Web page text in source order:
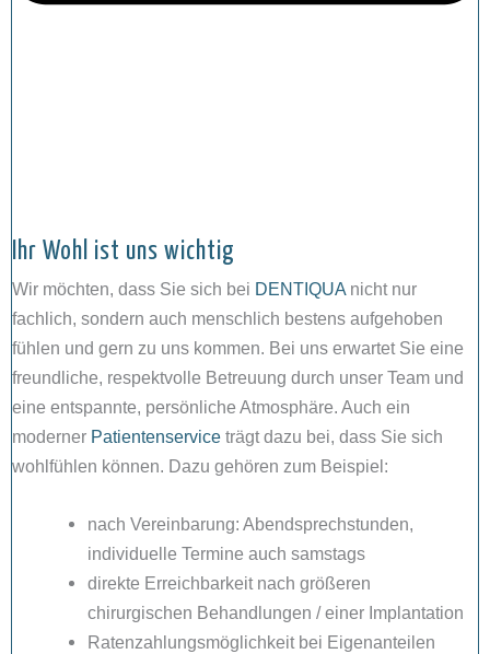
Ihr Wohl ist uns wichtig
Wir möchten, dass Sie sich bei DENTIQUA nicht nur
fachlich, sondern auch menschlich bestens aufgehoben
fühlen und gern zu uns kommen. Bei uns erwartet Sie eine
freundliche, respektvolle Betreuung durch unser Team und
eine entspannte, persönliche Atmosphäre. Auch ein
moderner Patientenservice trägt dazu bei, dass Sie sich
wohlfühlen können. Dazu gehören zum Beispiel:
nach Vereinbarung: Abendsprechstunden,
individuelle Termine auch samstags
direkte Erreichbarkeit nach größeren
chirurgischen Behandlungen / einer Implantation
Ratenzahlungsmöglichkeit bei Eigenanteilen